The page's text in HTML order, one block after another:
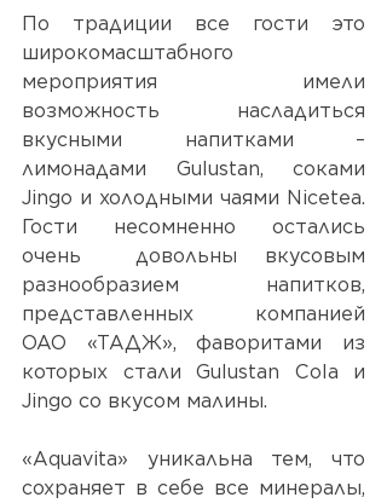
По традиции все гости это
широкомасштабного
мероприятия имели
возможность насладиться
вкусными напитками –
лимонадами Gulustan, соками
Jingo и холодными чаями Nicetea.
Гости несомненно остались
очень  довольны вкусовым
разнообразием напитков,
представленных компанией
ОАО «ТАДЖ», фаворитами из
которых стали Gulustan Cola и
Jingo со вкусом малины.
«Aquavita» уникальна тем, что
сохраняет в себе все минералы,